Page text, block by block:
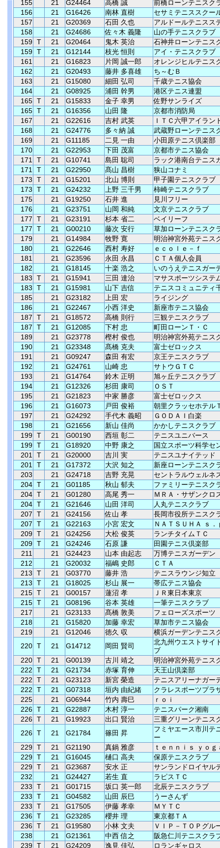
155 21 G24464 高橋 誠
前橋ローンテニスク
156
21 G16426 南林 直樹
セサミテニススクー
157
21 G20369 石田 久也
アルドールテニスス
158
21 G24686 佐々木 義隆
山の手テニスクラブ
159 T 21 G20464 鬼木 英治
石神井ローンテニス
159 T 21 G12144 枝光 恒則
アイ・テニスクラブ
161
21 G16823 片岡 誠一郎
オレンジヒルテニス
162
21 G20493 藤井 多喜雄
ち～むＢ
163
21 G15080 細田 弘司
千歳テニス協会
164
21 G08925 浦田 幹男
港区テニス連盟
165 T 21 G15833 金子 幸男
佐野サンライズ
165 T 21 G16356 山田 隆
京都市消防局
167
21 G22616 吉村 武英
ＩＴＣ六甲アイラン
168
21 G24776 多々納 誠
武蔵野ローンテニス
169
21 G11185 二見 一由
小田原テニス倶楽部
170
21 G22953 下田 茂富
京都市テニス協会
171
T 21 G10741 島田 聡司
ラック港南台テニス
171
T 21 G22950 髙山 昌樹
狭山コナミ
173
T 21 G15201 北山 博則
甲子園テニスクラブ
173
T 21 G24232 上野 三千男
柿崎テニスクラブ
175
21 G19250 石井 進
見川フリー
176
21 G23751 山岡 和純
文京テニスクラブ
177
T 21 G23191 杉本 省二
ベイリーフ
177
T 21 G00210 藤次 安行
草加ローンテニスク
179
21 G14984 牧野 寛
明治神宮外苑テニス
180
21 G22646 西村 寿好
ｅｃｏｌｅ－ｆ
181
21 G23596 永田 永昌
ＣＴＡ個人会員
182
21 G18145 十楽 浩之
いのうえテニスガー
183
T 21 G15941 三田 達治
マサスポーツシステ
183
T 21 G15981 山下 吉信
テニスコミュニティ
185
21 G23182 上田 宏
ライジング
186
21 G22467 小西 洋史
新座市テニス協会
187
T 21 G18572 高橋 則行
三観テニスクラブ
187
T 21 G12085 下村 忠
町田ローンＴ・Ｃ
189
21 G23778 樫村 俊也
明治神宮外苑テニス
190
21 G23348 髙橋 克夫
富士ゼロックス
191
21 G09247 森田 有宏
京王テニスクラブ
192
21 G24761 山崎 忠
サトウＧＴＣ
193
21 G14764 鈴木 正明
旭ヶ丘テニスクラブ
194
21 G12326 杉田 康司
ＯＳＴ
195
21 G21823 中家 勝彦
富士ゼロックス
196
21 G16073 戸田 俊裕
朝里クラッセホテル
197
21 G24292 手代木 義昭
ＧＯＤＡＩ白楽
198
21 G21656 新山 佳尚
かかしテニスクラブ
199 T 21 G00190 西垣 彰二
テニスユニバース
199 T 21 G18920 中野 康之
国立スポーツ科学セ
201
T 21 G20000 吉川 実
テニスユナイテッド
201
T 21 G17372 大沢 知之
新座ローンテニスク
203
21 G24718 吉野 充晃
セントラルウェルネ
204 T 21 G01185 秋山 郁夫
ファミリーテニスク
204 T 21 G01280 高尾 秀一
ＭＲＡ・サザンクロ
204 T 21 G21646 山田 洋司
人丸テニスクラブ
207
T 21 G24156 佐山 孝
長岡市役所テニスク
207
T 21 G22163 小宮 宏文
ＮＡＴＳＵＨＡ ｓ．
209 T 21 G24256 大松 俊英
ランチタイムＴＣ
209 T 21 G24246 石原 謙
田園テニス倶楽部
211
21 G24423 山本 由起志
万博テニスガーデン
212
21 G20032 福嶋 史郎
ＣＴＡ
213
T 21 G03770 藤井 浩
テニスラウンジ知立
213
T 21 G18025 杉山 展一
帯広テニス協会
215 T 21 G00157 蓮沼 孝
ＪＲ東日本東京
215 T 21 G08196 谷本 英雄
一筆テニスクラブ
217
21 G23133 髙橋 敦美
フェローズスポーツ
218
21 G15820 加藤 幸宏
草加市テニス協会
219
21 G12046 徳久 収
横浜ガーデンテニス
220 T 21 G14712 岡田 賢司
北九州ウエストサイ
ブ
220 T 21 G00139 古川 靖之
明治神宮外苑テニス
222
T 21 G21734 赤塚 育伸
天王山倶楽部
222
T 21 G23123 新宮 榮造
テニスアリーナガー
222
T 21 G07318 垣内 由紀緒
クラレスポーツプラ
225
21 G06944 竹内 壽巳
ｒｏｉ
226 T 21 G22887 木村 淳一
テニスパーク湘南
226 T 21 G19923 出口 賢治
三重グリーンテニス
226 T 21 G21784 篠田 昇
フミヤエース市川テ
ー
229 T 21 G21190 真鍋 雅彦
ｔｅｎｎｉｓ ｙｏ
229 T 21 G16045 樋口 高夫
保原テニスクラブ
229 T 21 G23687 安水 正
サンランドロイヤル
232
21 G24427 若生 直
ラピスＴＣ
233
T 21 G01715 坂口 英一郎
北辰テニスクラブ
233
T 21 G04582 山田 辰巳
うーさんず
233
T 21 G17505 伊藤 孝幸
ＭＹＴＣ
236 T 21 G23285 櫻井 理
東京都ＴＡ
236 T 21 G19580 小林 文夫
ＶＩＰ－ＴＯＰグル
238
21 G21361 中西 信之
阪急仁川テニスクラ
239 T 21 G24209 逸見 佳弘
ロランギャロス